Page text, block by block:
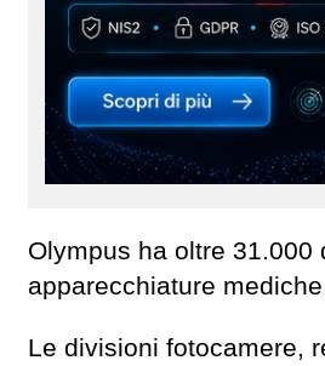
Olympus ha oltre
apparecchiature
Le divisioni fotocamere,